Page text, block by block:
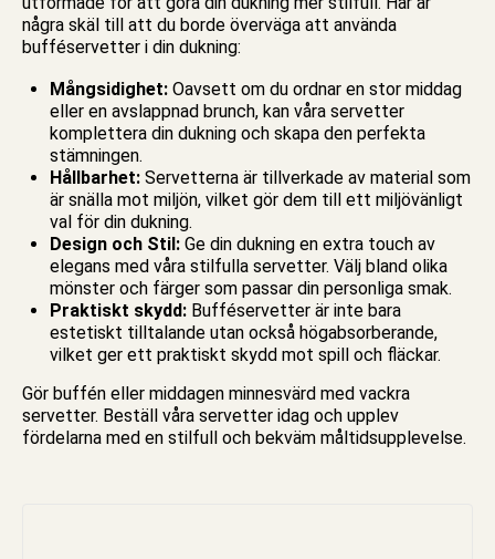
några skäl till att du borde överväga att använda
bufféservetter i din dukning:
Mångsidighet: Oavsett om du ordnar en stor middag
eller en avslappnad brunch, kan våra servetter
komplettera din dukning och skapa den perfekta
stämningen.
Hållbarhet: Servetterna är tillverkade av material som
är snälla mot miljön, vilket gör dem till ett miljövänligt
val för din dukning.
Design och Stil: Ge din dukning en extra touch av
elegans med våra stilfulla servetter. Välj bland olika
mönster och färger som passar din personliga smak.
Praktiskt skydd: Bufféservetter är inte bara
estetiskt tilltalande utan också högabsorberande,
vilket ger ett praktiskt skydd mot spill och fläckar.
Gör buffén eller middagen minnesvärd med vackra
servetter. Beställ våra servetter idag och upplev
fördelarna med en stilfull och bekväm måltidsupplevelse.